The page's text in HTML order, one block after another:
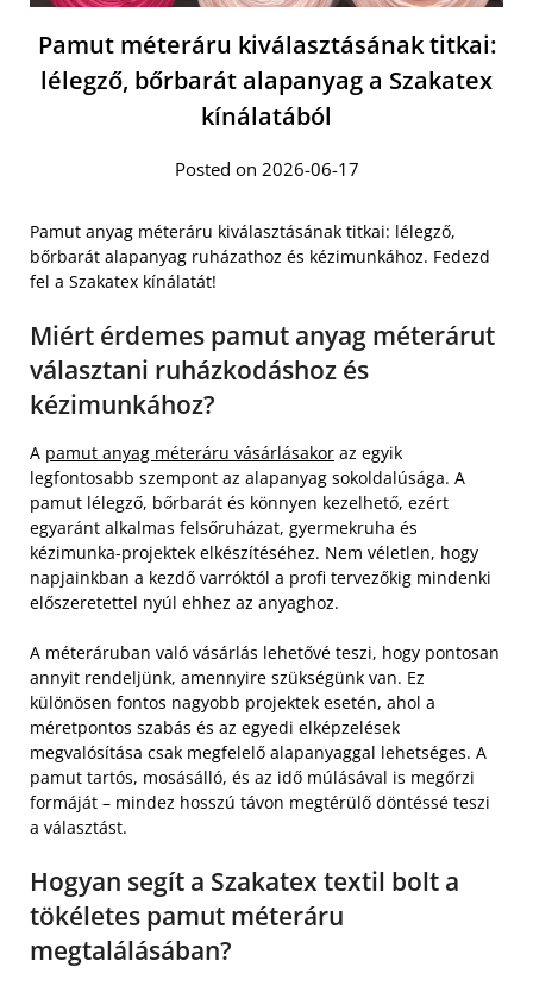
Pamut méteráru kiválasztásának titkai:
lélegző, bőrbarát alapanyag a Szakatex
kínálatából
Posted on 2026-06-17
Pamut anyag méteráru kiválasztásának titkai: lélegző,
bőrbarát alapanyag ruházathoz és kézimunkához. Fedezd
fel a Szakatex kínálatát!
Miért érdemes pamut anyag méterárut
választani ruházkodáshoz és
kézimunkához?
A pamut anyag méteráru vásárlásakor az egyik
legfontosabb szempont az alapanyag sokoldalúsága. A
pamut lélegző, bőrbarát és könnyen kezelhető, ezért
egyaránt alkalmas felsőruházat, gyermekruha és
kézimunka-projektek elkészítéséhez. Nem véletlen, hogy
napjainkban a kezdő varróktól a profi tervezőkig mindenki
előszeretettel nyúl ehhez az anyaghoz.
A méteráruban való vásárlás lehetővé teszi, hogy pontosan
annyit rendeljünk, amennyire szükségünk van. Ez
különösen fontos nagyobb projektek esetén, ahol a
méretpontos szabás és az egyedi elképzelések
megvalósítása csak megfelelő alapanyaggal lehetséges. A
pamut tartós, mosásálló, és az idő múlásával is megőrzi
formáját – mindez hosszú távon megtérülő döntéssé teszi
a választást.
Hogyan segít a Szakatex textil bolt a
tökéletes pamut méteráru
megtalálásában?